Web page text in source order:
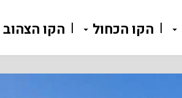
הקו הכחול הקו הצהוב